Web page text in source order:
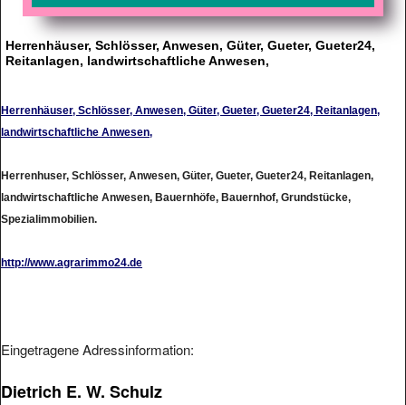
Herrenhäuser, Schlösser, Anwesen, Güter, Gueter, Gueter24,
Reitanlagen, landwirtschaftliche Anwesen,
Herrenhäuser, Schlösser, Anwesen, Güter, Gueter, Gueter24, Reitanlagen,
landwirtschaftliche Anwesen,
Herrenhuser, Schlösser, Anwesen, Güter, Gueter, Gueter24, Reitanlagen,
landwirtschaftliche Anwesen, Bauernhöfe, Bauernhof, Grundstücke,
Spezialimmobilien.
http://www.agrarimmo24.de
Eingetragene Adressinformation:
Dietrich E. W. Schulz